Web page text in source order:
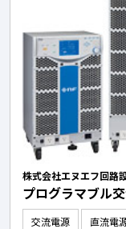
株式会社エヌエフ回路
プログラマブル
交流電源 直流電